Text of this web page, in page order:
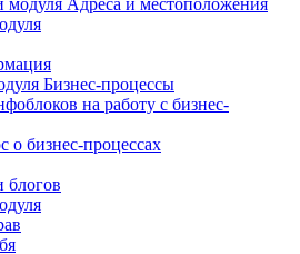
модуля Адреса и местоположения
Бизнес-процессы
на работу с бизнес-
о бизнес-процессах
блогов